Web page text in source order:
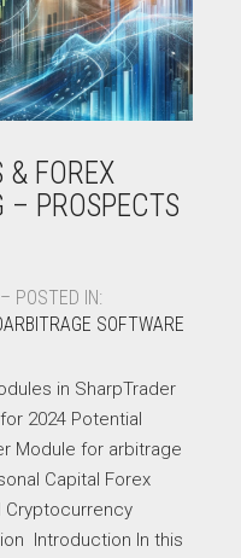
& FOREX
PROSPECTS
POSTED IN:
SOFTWARE
in SharpTrader
2024 Potential
Module for arbitrage
Capital Forex
Cryptocurrency
Introduction In this